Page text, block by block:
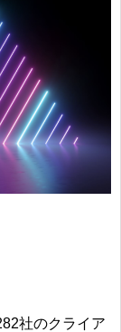
社のクライア